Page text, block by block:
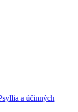
a účinných